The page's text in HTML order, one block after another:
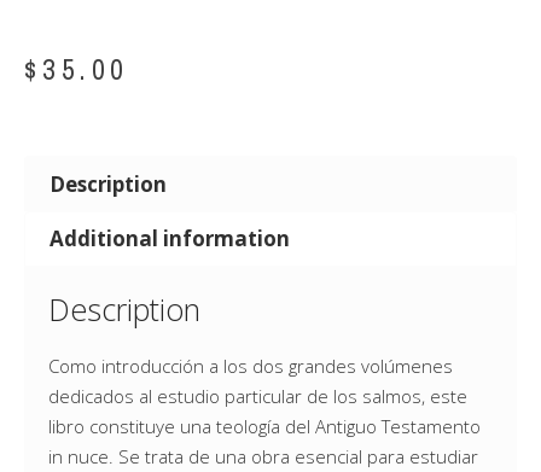
$ 35.00
Description
Additional information
Description
Como introducción a los dos grandes volúmenes
dedicados al estudio particular de los salmos, este
libro constituye una teología del Antiguo Testamento
in nuce. Se trata de una obra esencial para estudiar